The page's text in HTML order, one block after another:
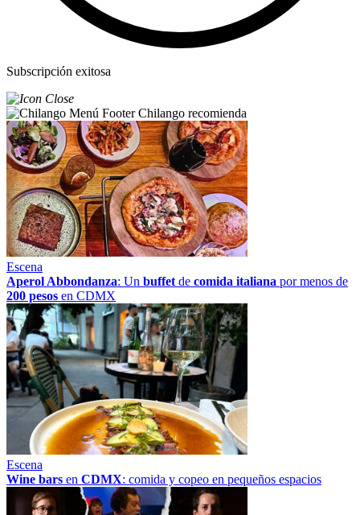
Subscripción exitosa
Chilango recomienda
Escena
Aperol Abbondanza: Un buffet de comida italiana por menos de
200 pesos en CDMX
Escena
Wine bars en CDMX: comida y copeo en pequeños espacios